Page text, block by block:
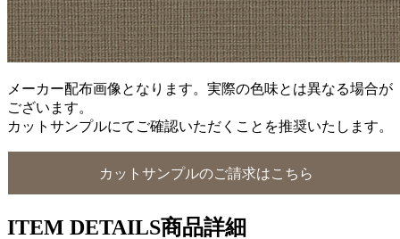
メーカー配布画像となります。実際の色味とは異なる場合が
ございます。
カットサンプルにてご確認いただくことを推奨いたします。
カットサンプルのご請求はこちら
ITEM DETAILS商品詳細